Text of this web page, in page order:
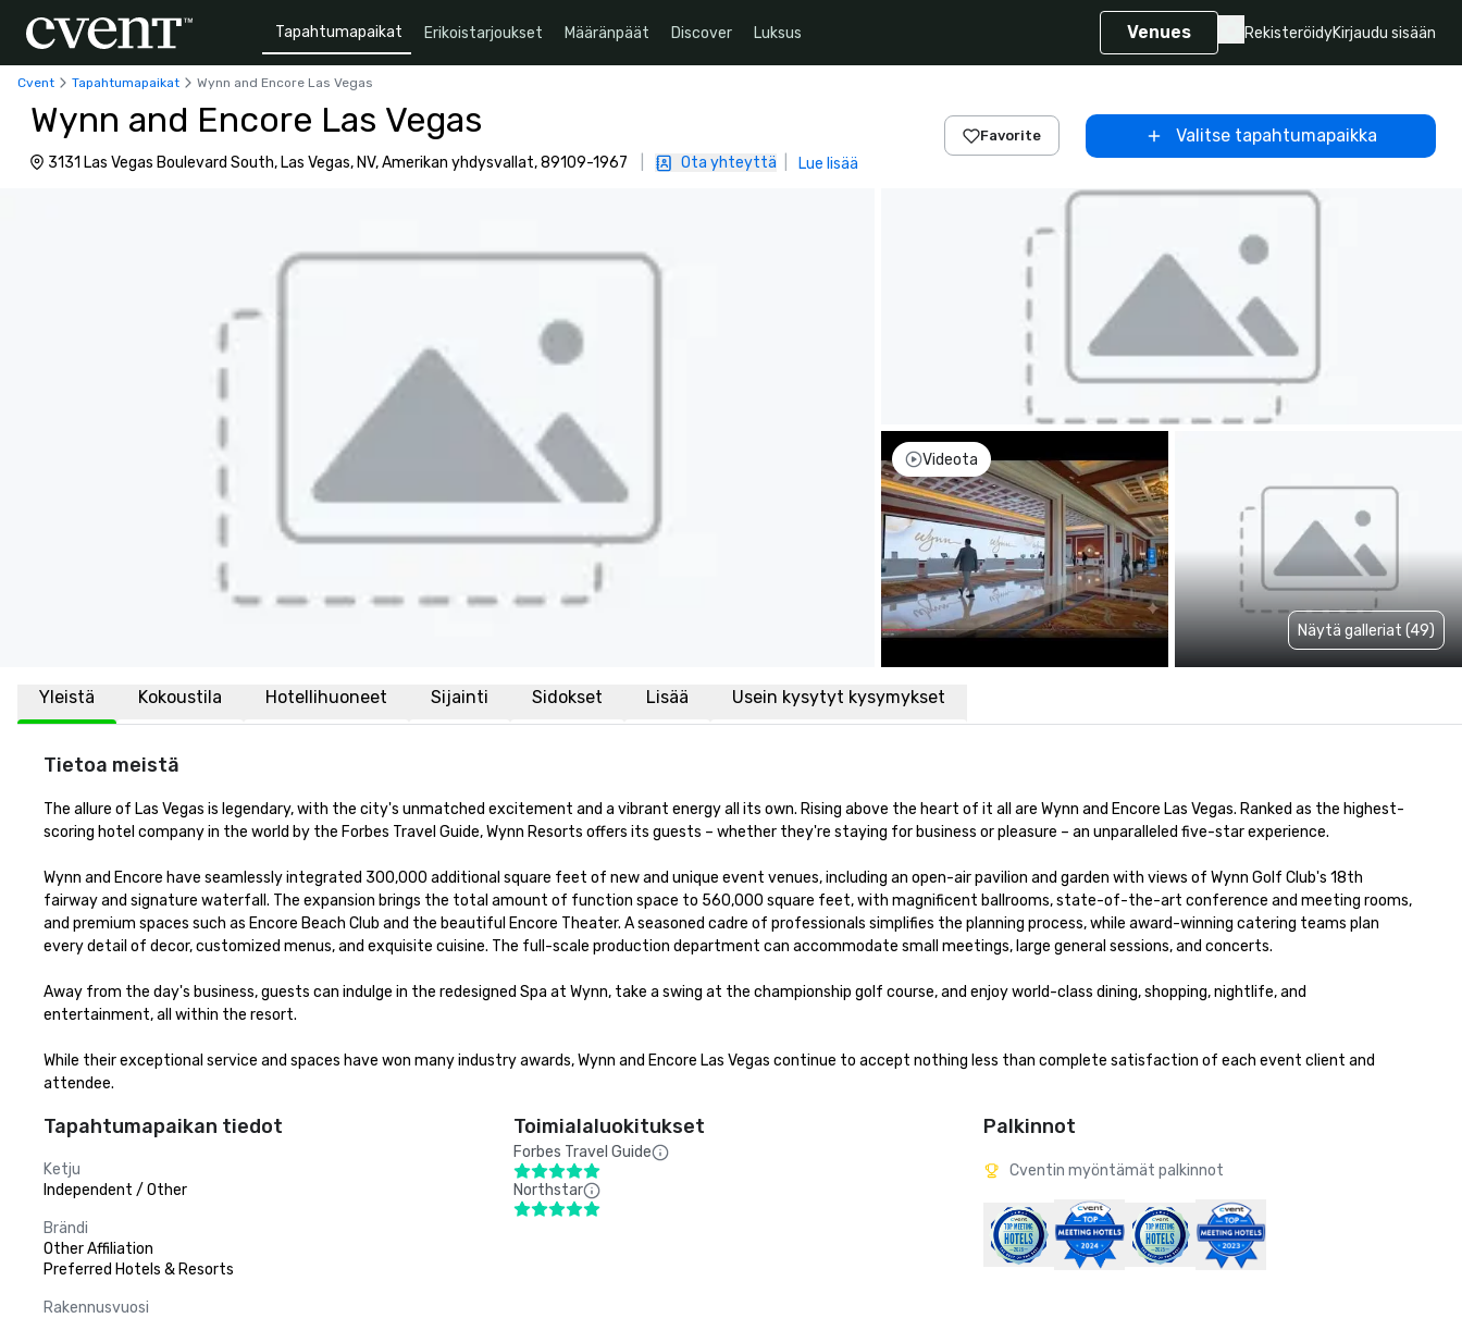
Tapahtumapaikat Erikoistarjoukset Määränpäät Discover Luksus Venues RekisteröidyKirjaudu sisään
Cvent Tapahtumapaikat Wynn and Encore Las Vegas
Wynn and Encore Las Vegas
3131 Las Vegas Boulevard South, Las Vegas, NV, Amerikan yhdysvallat, 89109-1967 Ota yhteyttä Lue lisää
Favorite Valitse tapahtumapaikka
Videota
Näytä galleriat (49)
Yleistä Kokoustila Hotellihuoneet Sijainti Sidokset Lisää Usein kysytyt kysymykset
Tietoa meistä
The allure of Las Vegas is legendary, with the city's unmatched excitement and a vibrant energy all its own. Rising above the heart of it all are Wynn and Encore Las Vegas. Ranked as the highest-
scoring hotel company in the world by the Forbes Travel Guide, Wynn Resorts offers its guests – whether they're staying for business or pleasure – an unparalleled five-star experience.
Wynn and Encore have seamlessly integrated 300,000 additional square feet of new and unique event venues, including an open-air pavilion and garden with views of Wynn Golf Club's 18th
fairway and signature waterfall. The expansion brings the total amount of function space to 560,000 square feet, with magnificent ballrooms, state-of-the-art conference and meeting rooms,
and premium spaces such as Encore Beach Club and the beautiful Encore Theater. A seasoned cadre of professionals simplifies the planning process, while award-winning catering teams plan
every detail of decor, customized menus, and exquisite cuisine. The full-scale production department can accommodate small meetings, large general sessions, and concerts.
Away from the day's business, guests can indulge in the redesigned Spa at Wynn, take a swing at the championship golf course, and enjoy world-class dining, shopping, nightlife, and
entertainment, all within the resort.
While their exceptional service and spaces have won many industry awards, Wynn and Encore Las Vegas continue to accept nothing less than complete satisfaction of each event client and
attendee.
Tapahtumapaikan tiedot
Ketju
Independent / Other
Brändi
Other Affiliation
Preferred Hotels & Resorts
Rakennusvuosi
Toimialaluokitukset
Forbes Travel Guide
Northstar
Palkinnot
Cventin myöntämät palkinnot